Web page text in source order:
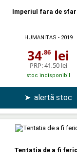
Imperiul fara de
HUMANITAS - 2019
34,86 lei
PRP:41,50 lei
stoc indisponibil
➤ alertă stoc
Tentatia de a fi